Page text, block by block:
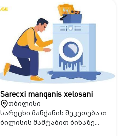
Sarecxi manqanis xelosani
თბილისი
სარეცხი მანქანის შეკეთება თ
ბილისის მაშტაბით ბინაზე...